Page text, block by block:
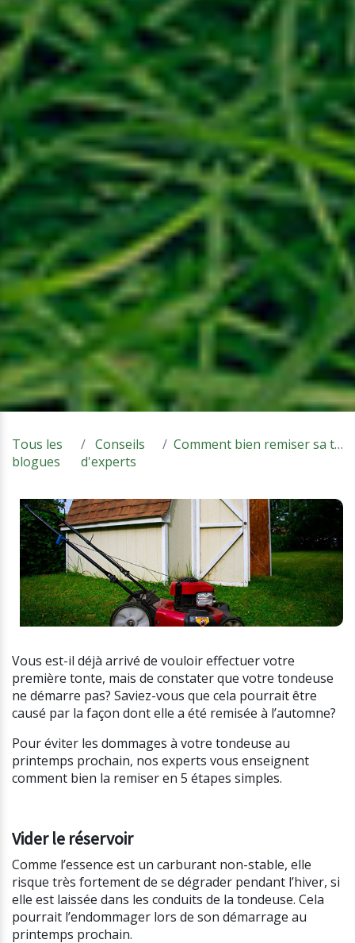
Tous les
blogues
Conseils
d'experts
Comment bien remiser sa tondeuse pour l'hiver
Vous est-il déjà arrivé de vouloir effectuer votre
première tonte, mais de constater que votre tondeuse
ne démarre pas? Saviez-vous que cela pourrait être
causé par la façon dont elle a été remisée à l’automne?
Pour éviter les dommages à votre tondeuse au
printemps prochain, nos experts vous enseignent
comment bien la remiser en 5 étapes simples.
Vider le réservoir
Comme l’essence est un carburant non-stable, elle
risque très fortement de se dégrader pendant l’hiver, si
elle est laissée dans les conduits de la tondeuse. Cela
pourrait l’endommager lors de son démarrage au
printemps prochain.